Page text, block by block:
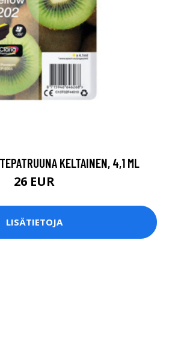
KELTAINEN, 4,1 ML
26 EUR
LISÄTIETOJA